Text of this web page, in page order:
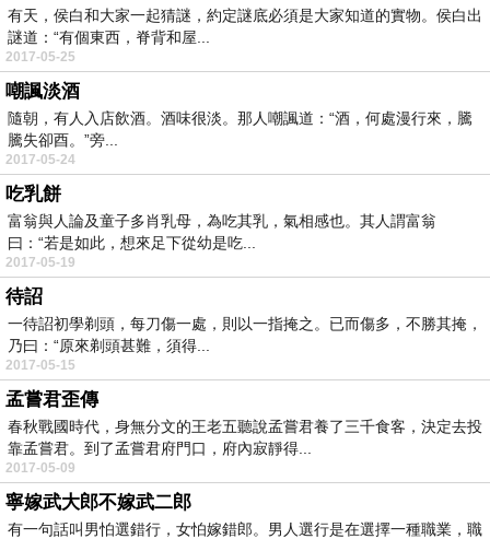
有天，侯白和大家一起猜謎，約定謎底必須是大家知道的實物。侯白出
謎道：“有個東西，脊背和屋...
2017-05-25
嘲諷淡酒
隨朝，有人入店飲酒。酒味很淡。那人嘲諷道：“酒，何處漫行來，騰
騰失卻酉。”旁...
2017-05-24
吃乳餅
富翁與人論及童子多肖乳母，為吃其乳，氣相感也。其人謂富翁
曰：“若是如此，想來足下從幼是吃...
2017-05-19
待詔
一待詔初學剃頭，每刀傷一處，則以一指掩之。已而傷多，不勝其掩，
乃曰：“原來剃頭甚難，須得...
2017-05-15
孟嘗君歪傳
春秋戰國時代，身無分文的王老五聽說孟嘗君養了三千食客，決定去投
靠孟嘗君。到了孟嘗君府門口，府內寂靜得...
2017-05-09
寧嫁武大郎不嫁武二郎
有一句話叫男怕選錯行，女怕嫁錯郎。男人選行是在選擇一種職業，職